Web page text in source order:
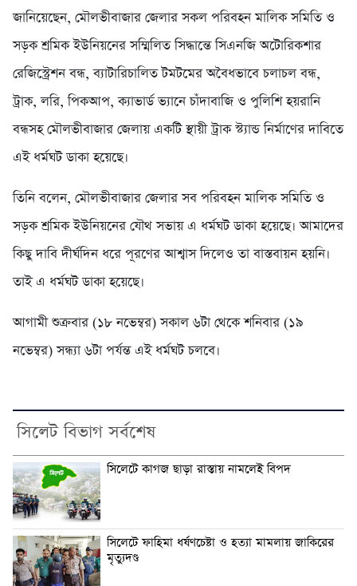
জানিয়েছেন, মৌলভীবাজার জেলার সকল পরিবহন মালিক সমিতি ও
সড়ক শ্রমিক ইউনিয়নের সম্মিলিত সিদ্ধান্তে সিএনজি অটোরিকশার
রেজিস্ট্রেশন বন্ধ, ব্যাটারিচালিত টমটমের অবৈধভাবে চলাচল বন্ধ,
ট্রাক, লরি, পিকআপ, ক্যাভার্ড ভ্যানে চাঁদাবাজি ও পুলিশি হয়রানি
বন্ধসহ মৌলভীবাজার জেলায় একটি স্থায়ী ট্রাক স্ট্যান্ড নির্মাণের দাবিতে
এই ধর্মঘট ডাকা হয়েছে।
তিনি বলেন, মৌলভীবাজার জেলার সব পরিবহন মালিক সমিতি ও
সড়ক শ্রমিক ইউনিয়নের যৌথ সভায় এ ধর্মঘট ডাকা হয়েছে। আমাদের
কিছু দাবি দীর্ঘদিন ধরে পূরণের আশ্বাস দিলেও তা বাস্তবায়ন হয়নি।
তাই এ ধর্মঘট ডাকা হয়েছে।
আগামী শুক্রবার (১৮ নভেম্বর) সকাল ৬টা থেকে শনিবার (১৯
নভেম্বর) সন্ধ্যা ৬টা পর্যন্ত এই ধর্মঘট চলবে।
সিলেট বিভাগ সর্বশেষ
সিলেটে কাগজ ছাড়া রাস্তায় নামলেই বিপদ
সিলেটে ফাহিমা ধর্ষণচেষ্টা ও হত্যা মামলায় জাকিরের
মৃত্যুদণ্ড